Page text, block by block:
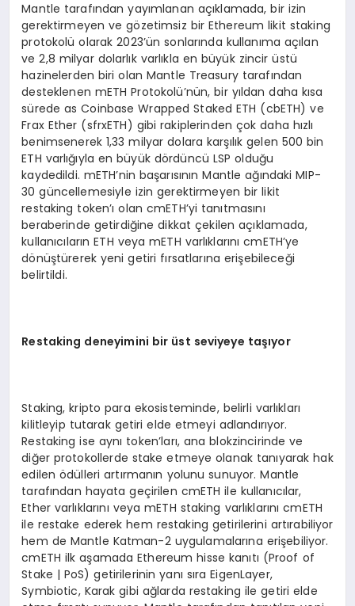
Mantle tarafından yayımlanan açıklamada, bir izin
gerektirmeyen ve gözetimsiz bir Ethereum likit staking
protokolü olarak 2023’ün sonlarında kullanıma açılan
ve 2,8 milyar dolarlık varlıkla en büyük zincir üstü
hazinelerden biri olan Mantle Treasury tarafından
desteklenen mETH Protokolü’nün, bir yıldan daha kısa
sürede as Coinbase Wrapped Staked ETH (cbETH) ve
Frax Ether (sfrxETH) gibi rakiplerinden çok daha hızlı
benimsenerek 1,33 milyar dolara karşılık gelen 500 bin
ETH varlığıyla en büyük dördüncü LSP olduğu
kaydedildi. mETH’nin başarısının Mantle ağındaki MIP-
30 güncellemesiyle izin gerektirmeyen bir likit
restaking token’ı olan cmETH’yi tanıtmasını
beraberinde getirdiğine dikkat çekilen açıklamada,
kullanıcıların ETH veya mETH varlıklarını cmETH’ye
dönüştürerek yeni getiri fırsatlarına erişebileceği
belirtildi.
Restaking deneyimini bir üst seviyeye taşıyor
Staking, kripto para ekosisteminde, belirli varlıkları
kilitleyip tutarak getiri elde etmeyi adlandırıyor.
Restaking ise aynı token’ları, ana blokzincirinde ve
diğer protokollerde stake etmeye olanak tanıyarak hak
edilen ödülleri artırmanın yolunu sunuyor. Mantle
tarafından hayata geçirilen cmETH ile kullanıcılar,
Ether varlıklarını veya mETH staking varlıklarını cmETH
ile restake ederek hem restaking getirilerini artırabiliyor
hem de Mantle Katman-2 uygulamalarına erişebiliyor.
cmETH ilk aşamada Ethereum hisse kanıtı (Proof of
Stake | PoS) getirilerinin yanı sıra EigenLayer,
Symbiotic, Karak gibi ağlarda restaking ile getiri elde